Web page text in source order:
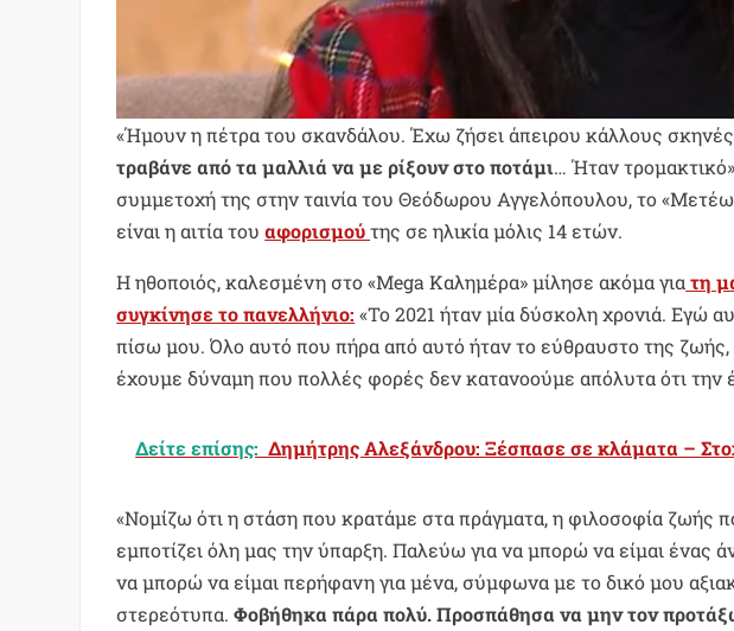
«Ήμουν η πέτρα του σκανδάλου. Έχω ζήσει άπειρου κάλλους
τραβάνε από τα μαλλιά να με ρίξουν στο ποτάμι… Ήταν
συμμετοχή της στην ταινία του Θεόδωρου Αγγελόπουλου, το
είναι η αιτία τουαφορισμούτης σε ηλικία μόλις 14 ετών.
Η ηθοποιός, καλεσμένη στο «Mega Καλημέρα» μίλησε ακόμα γιατη
συγκίνησε το πανελλήνιο: «Το 2021 ήταν μία δύσκολη χρονιά. Εγώ
πίσω μου. Όλο αυτό που πήρα από αυτό ήταν το εύθραυστο της ζωής,
έχουμε δύναμη που πολλές φορές δεν κατανοούμε απόλυτα ότι την
Δείτε επίσης: Δημήτρης Αλεξάνδρου: Ξέσπασε σε κλάματα –
«Νομίζω ότι η στάση που κρατάμε στα πράγματα, η φιλοσοφία ζωής
εμποτίζει όλη μας την ύπαρξη. Παλεύω για να μπορώ να είμαι ένας
να μπορώ να είμαι περήφανη για μένα, σύμφωνα με το δικό μου
στερεότυπα.Φοβήθηκα πάρα πολύ. Προσπάθησα να μην τον